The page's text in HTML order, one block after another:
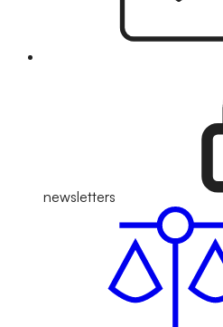
newsletters